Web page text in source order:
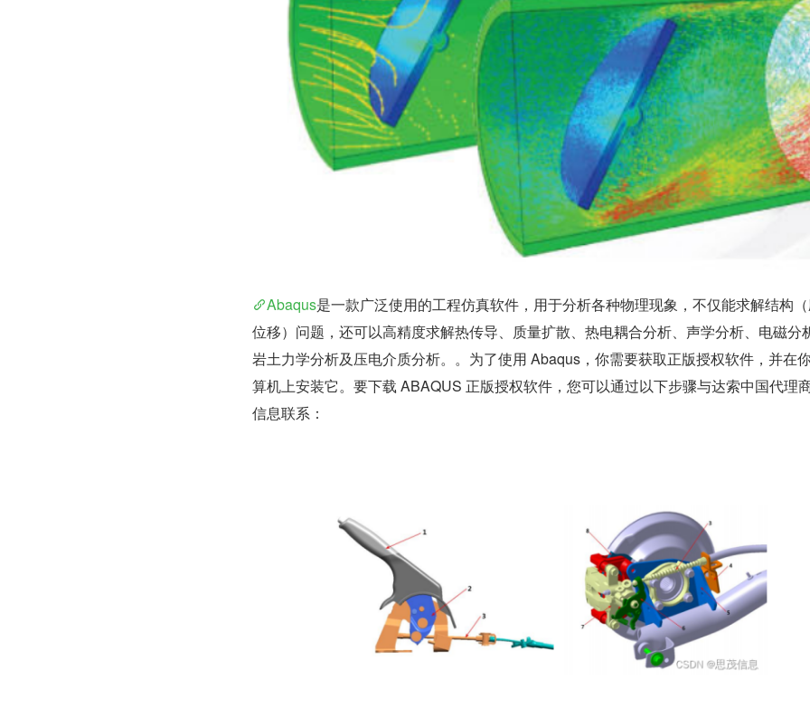
Abaqus是一款广泛使用的工程仿真软件，用于分析各种物理现象，不仅能求解结构
位移）问题，还可以高精度求解热传导、质量扩散、热电耦合分析、声学分析、电磁分析
岩土力学分析及压电介质分析。。为了使用 Abaqus，你需要获取正版授权软件，并在
算机上安装它。要下载 ABAQUS 正版授权软件，您可以通过以下步骤与达索中国代理
信息联系：